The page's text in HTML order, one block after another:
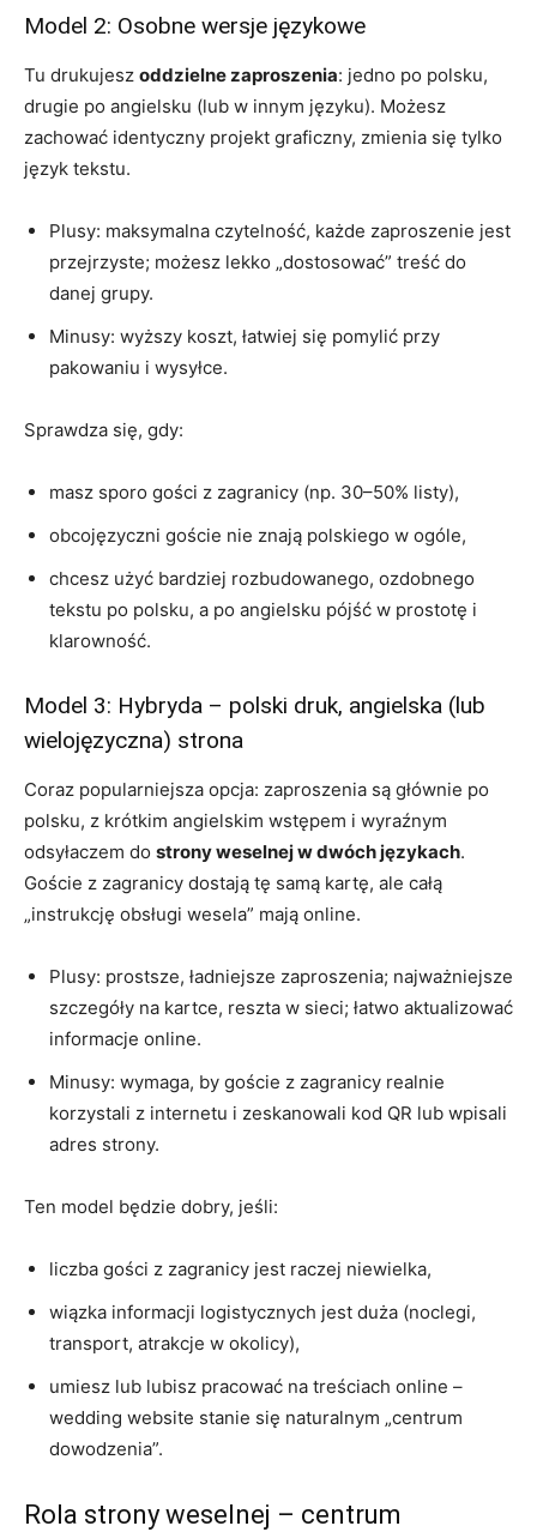
Model 2: Osobne wersje językowe
Tu drukujesz oddzielne zaproszenia: jedno po polsku,
drugie po angielsku (lub w innym języku). Możesz
zachować identyczny projekt graficzny, zmienia się tylko
język tekstu.
Plusy: maksymalna czytelność, każde zaproszenie jest
przejrzyste; możesz lekko „dostosować” treść do
danej grupy.
Minusy: wyższy koszt, łatwiej się pomylić przy
pakowaniu i wysyłce.
Sprawdza się, gdy:
masz sporo gości z zagranicy (np. 30–50% listy),
obcojęzyczni goście nie znają polskiego w ogóle,
chcesz użyć bardziej rozbudowanego, ozdobnego
tekstu po polsku, a po angielsku pójść w prostotę i
klarowność.
Model 3: Hybryda – polski druk, angielska (lub
wielojęzyczna) strona
Coraz popularniejsza opcja: zaproszenia są głównie po
polsku, z krótkim angielskim wstępem i wyraźnym
odsyłaczem do strony weselnej w dwóch językach.
Goście z zagranicy dostają tę samą kartę, ale całą
„instrukcję obsługi wesela” mają online.
Plusy: prostsze, ładniejsze zaproszenia; najważniejsze
szczegóły na kartce, reszta w sieci; łatwo aktualizować
informacje online.
Minusy: wymaga, by goście z zagranicy realnie
korzystali z internetu i zeskanowali kod QR lub wpisali
adres strony.
Ten model będzie dobry, jeśli:
liczba gości z zagranicy jest raczej niewielka,
wiązka informacji logistycznych jest duża (noclegi,
transport, atrakcje w okolicy),
umiesz lub lubisz pracować na treściach online –
wedding website stanie się naturalnym „centrum
dowodzenia”.
Rola strony weselnej – centrum